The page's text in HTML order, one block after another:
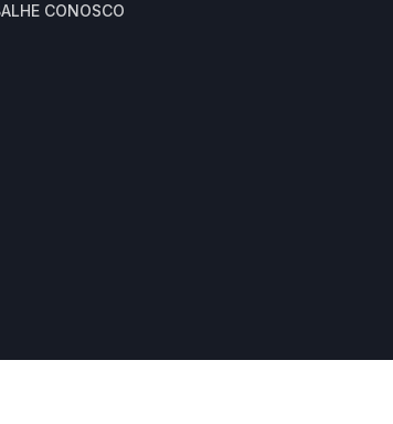
CONOSCO